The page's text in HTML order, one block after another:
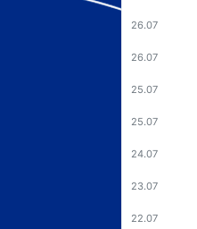
26.07
26.07
25.07
25.07
24.07
23.07
22.07